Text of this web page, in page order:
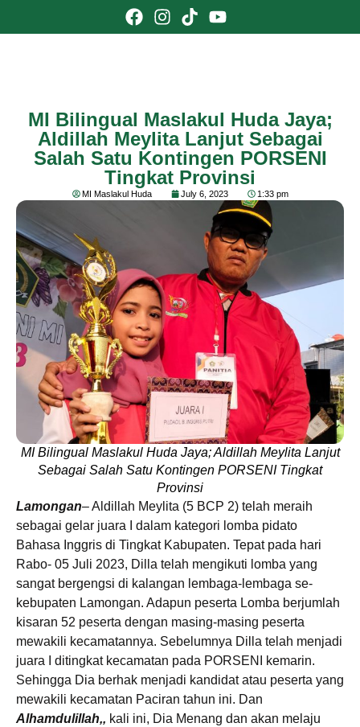
MI Bilingual Maslakul Huda Jaya;
Aldillah Meylita Lanjut Sebagai
Salah Satu Kontingen PORSENI
Tingkat Provinsi
MI Maslakul Huda July 6, 2023 1:33 pm
MI Bilingual Maslakul Huda Jaya; Aldillah Meylita Lanjut
Sebagai Salah Satu Kontingen PORSENI Tingkat
Provinsi
Lamongan– Aldillah Meylita (5 BCP 2) telah meraih
sebagai gelar juara I dalam kategori lomba pidato
Bahasa Inggris di Tingkat Kabupaten. Tepat pada hari
Rabo- 05 Juli 2023, Dilla telah mengikuti lomba yang
sangat bergengsi di kalangan lembaga-lembaga se-
kebupaten Lamongan. Adapun peserta Lomba berjumlah
kisaran 52 peserta dengan masing-masing peserta
mewakili kecamatannya. Sebelumnya Dilla telah menjadi
juara I ditingkat kecamatan pada PORSENI kemarin.
Sehingga Dia berhak menjadi kandidat atau peserta yang
mewakili kecamatan Paciran tahun ini. Dan
Alhamdulillah,, kali ini, Dia Menang dan akan melaju